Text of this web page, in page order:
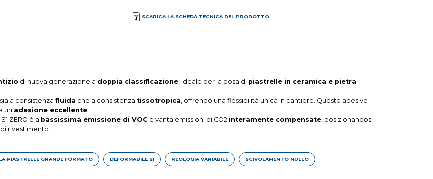
SCARICA LA SCHEDA TECNICA DEL PRODOTTO
di nuova generazione a doppia classificazione , ideale per la posa di piastrelle in ceramica e pietra
a consistenza fluida che a consistenza tissotropica , offrendo una flessibilità unica in cantiere. Questo adesivo
un'adesione eccellente
S1 ZERO è a bassissima emissione di VOC e vanta emissioni di CO2 interamente compensate , posizionandosi
rivestimento.
PIASTRELLE GRANDE FORMATO DEFORMABILE S1 REOLOGIA VARIABILE SCIVOLAMENTO NULLO